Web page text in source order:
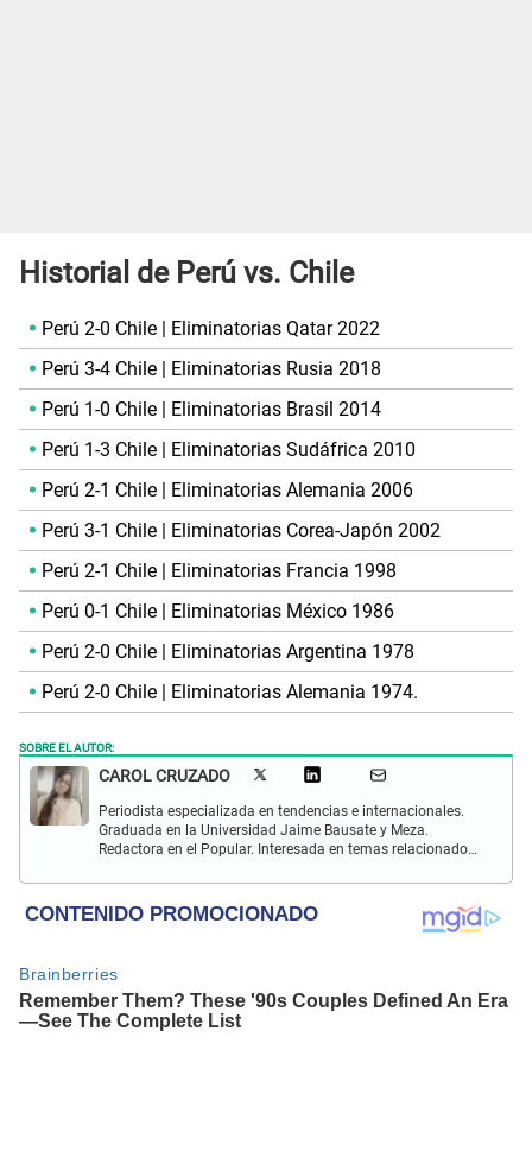
Historial de Perú vs. Chile
Perú 2-0 Chile | Eliminatorias Qatar 2022
Perú 3-4 Chile | Eliminatorias Rusia 2018
Perú 1-0 Chile | Eliminatorias Brasil 2014
Perú 1-3 Chile | Eliminatorias Sudáfrica 2010
Perú 2-1 Chile | Eliminatorias Alemania 2006
Perú 3-1 Chile | Eliminatorias Corea-Japón 2002
Perú 2-1 Chile | Eliminatorias Francia 1998
Perú 0-1 Chile | Eliminatorias México 1986
Perú 2-0 Chile | Eliminatorias Argentina 1978
Perú 2-0 Chile | Eliminatorias Alemania 1974.
SOBRE EL AUTOR:
CAROL CRUZADO
Periodista especializada en tendencias e internacionales.
Graduada en la Universidad Jaime Bausate y Meza.
Redactora en el Popular. Interesada en temas relacionados
comunidades nativas y apoyo social.